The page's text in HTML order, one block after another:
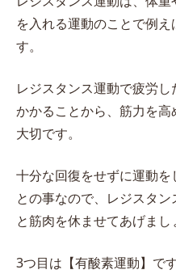
を入れる運動のことで例
す。
レジスタンス運動で疲労
かかることから、筋力を
大切です。
十分な回復をせずに運動
との事なので、レジスタ
と筋肉を休ませてあげまし
3つ目は【有酸素運動】です